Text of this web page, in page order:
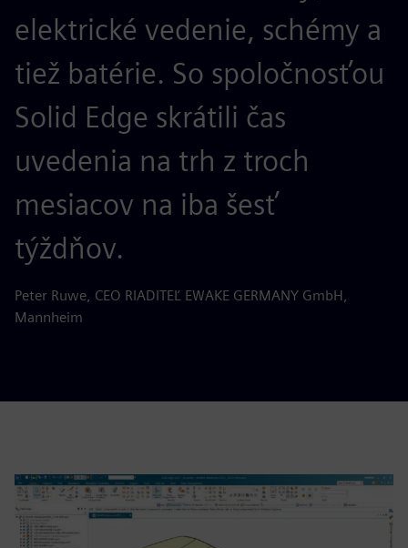
elektrické vedenie, schémy a
tiež batérie. So spoločnosťou
Solid Edge skrátili čas
uvedenia na trh z troch
mesiacov na iba šesť
týždňov.
Peter Ruwe, CEO RIADITEĽ EWAKE GERMANY GmbH,
Mannheim